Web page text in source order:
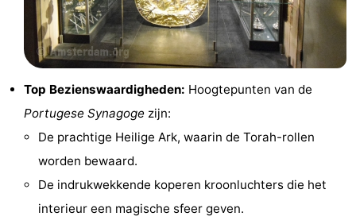
drinken
Markten
Warenhuizen
Evenementen
Uitgelicht
Grachtengordel
Coffeeshops
Top Bezienswaardigheden: Hoogtepunten van de
Portugese Synagoge zijn:
De prachtige Heilige Ark, waarin de Torah-rollen
worden bewaard.
De indrukwekkende koperen kroonluchters die het
interieur een magische sfeer geven.